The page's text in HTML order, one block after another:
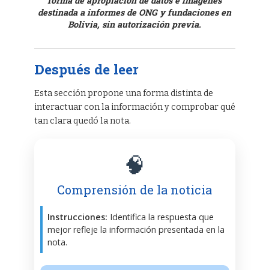
destinada a informes de ONG y fundaciones en
Bolivia, sin autorización previa.
Después de leer
Esta sección propone una forma distinta de
interactuar con la información y comprobar qué
tan clara quedó la nota.
🧠
Comprensión de la noticia
Instrucciones: Identifica la respuesta que
mejor refleje la información presentada en la
nota.